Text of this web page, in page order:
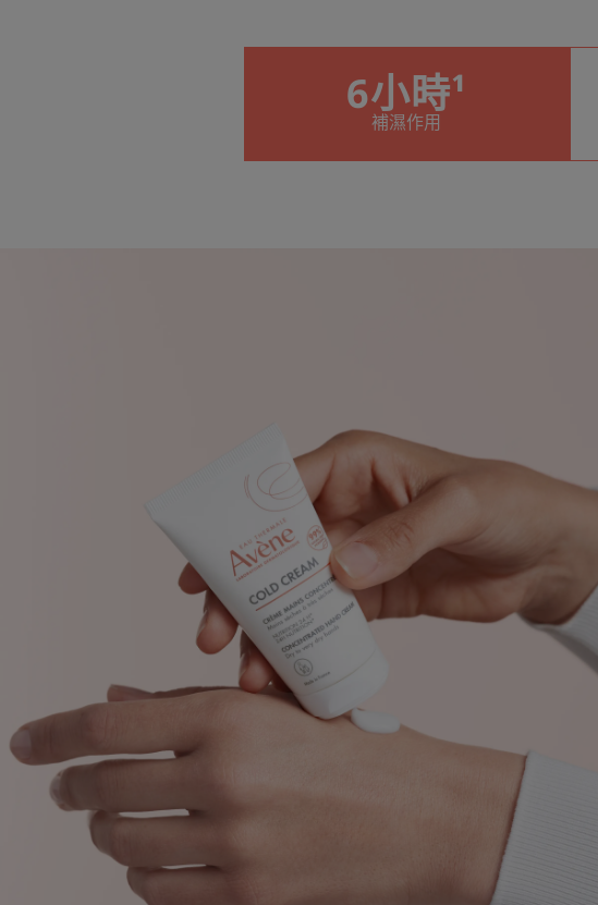
6小時¹
補濕作用